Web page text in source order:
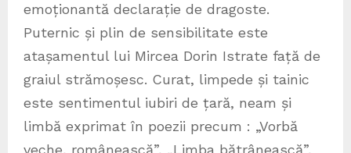
emoționantă declarație de dragoste.
Puternic și plin de sensibilitate este
atașamentul lui Mircea Dorin Istrate față de
graiul strămoșesc. Curat, limpede și tainic
este sentimentul iubiri de țară, neam și
limbă exprimat în poezii precum : „Vorbă
veche, românească”, „Limba bătrânească”,